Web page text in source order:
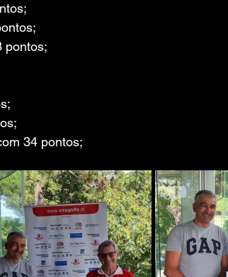
pontos;
34 pontos;